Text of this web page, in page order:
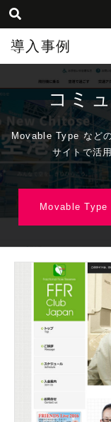
導入事例
コミ
Movable Type など
サイトで活
Movable Type